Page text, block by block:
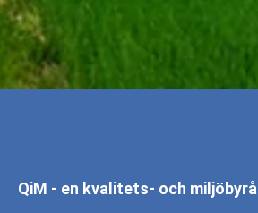
QiM - en kvalitets- och miljöbyrå